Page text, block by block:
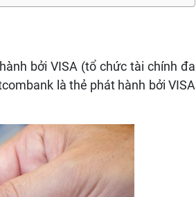
bởi VISA (tổ chức tài chính đa
là thẻ phát hành bởi VISA